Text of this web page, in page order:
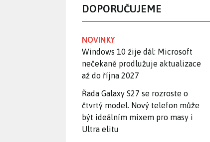
DOPORUČUJEME
NOVINKY
Windows 10 žije dál: Microsoft
nečekaně prodlužuje aktualizace
až do října 2027
Řada Galaxy S27 se rozroste o
čtvrtý model. Nový telefon může
být ideálním mixem pro masy i
Ultra elitu